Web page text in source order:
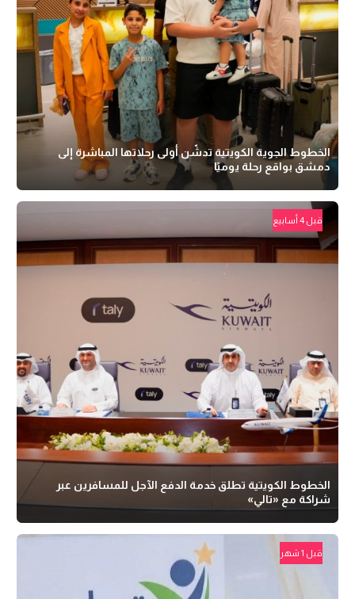
الخطوط الجوية الكويتية تدشّن أولى رحلاتها المباشرة إلى
دمشق بواقع رحلة يوميًا
قبل 4 أسابيع
الخطوط الكويتية تطلق خدمة الدفع الآجل للمسافرين عبر
شراكة مع «تالي»
قبل 1 شهر